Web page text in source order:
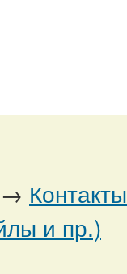
→
и пр.)